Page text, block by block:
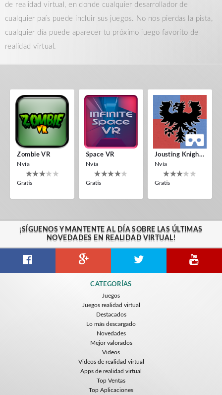
de realidad virtual, en donde cualquier desarrollador de
cualquier país puede incluir sus juegos. No nos pierdas la pista,
cualquier día puede aparecer tu próximo juego favorito de
realidad virtual.
Zombie VR
Nvía
Gratis
Space VR
Nvía
Gratis
Jousting Knights VR
Nvía
Gratis
¡SÍGUENOS Y MANTENTE AL DÍA SOBRE LAS ÚLTIMAS
NOVEDADES EN REALIDAD VIRTUAL!
CATEGORÍAS
Juegos
Juegos realidad virtual
Destacados
Lo más descargado
Novedades
Mejor valorados
Videos
Videos de realidad virtual
Apps de realidad virtual
Top Ventas
Top Aplicaciones